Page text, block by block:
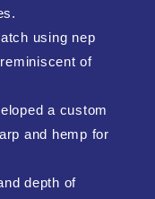
using nep
of
a custom
and hemp for
depth of